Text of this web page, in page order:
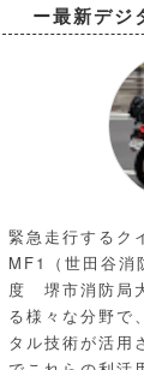
ー最新デジ
緊急走行するク
MF1（世田谷消
度 堺市消防局
る様々な分野で
タル技術が活用